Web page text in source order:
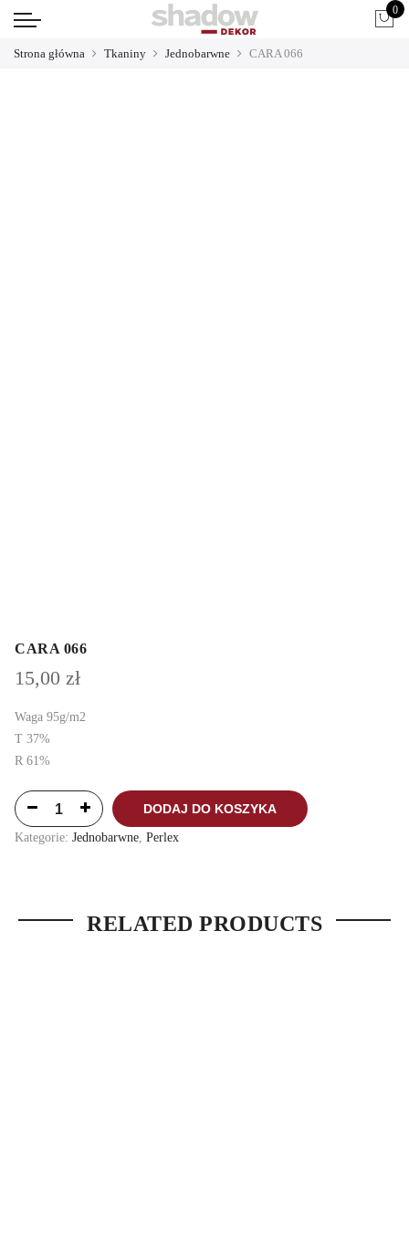
0
Strona główna Tkaniny Jednobarwne CARA 066
CARA 066
15,00 zł
Waga 95g/m2
T 37%
R 61%
DODAJ DO KOSZYKA
Kategorie: Jednobarwne Perlex
RELATED PRODUCTS